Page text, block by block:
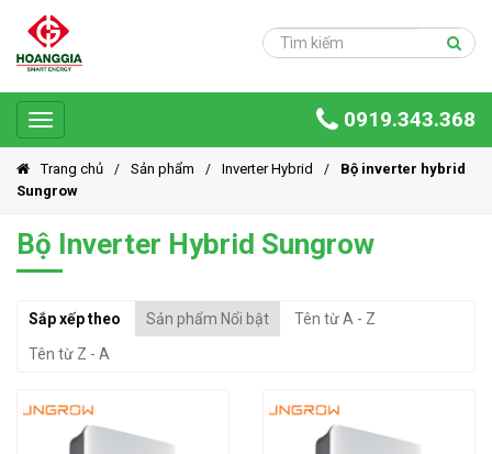
Toggle
navigation
0919.343.368
Trang
chủ
Sản
phẩm
Giải
pháp
Ứng
dụng
án
Group
Trang chủ Sản phẩm Inverter Hybrid
Bộ inverter hybrid
Sungrow
Bộ Inverter Hybrid Sungrow
Sắp xếp theo Sản phẩm Nổi bật
Tên từ A - Z
Tên từ Z - A